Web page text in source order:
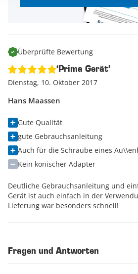
Überprüfte Bewertung
Hans Maassen
‘Prima Gerät’
Dienstag, 10. Oktober 2017
Gute Qualität
gute Gebrauchsanleitung
Auch für die Schraube eines
Kein konischer Adapter
Deutliche Gebrauchsanleitung und
Gerät ist auch einfach in der
Lieferung war besonders schnell!
Fragen und Antworten